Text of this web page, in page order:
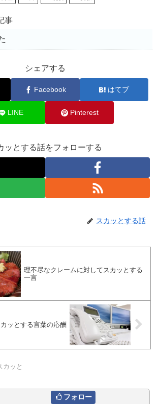
事
シェアする
Facebook はてブ
LINE Pinterest
ッとする話をフォローする
スカッとする話
理不尽なクレームに対してスカッとする
一言
ッとする言葉の応酬
カッと
フォロー